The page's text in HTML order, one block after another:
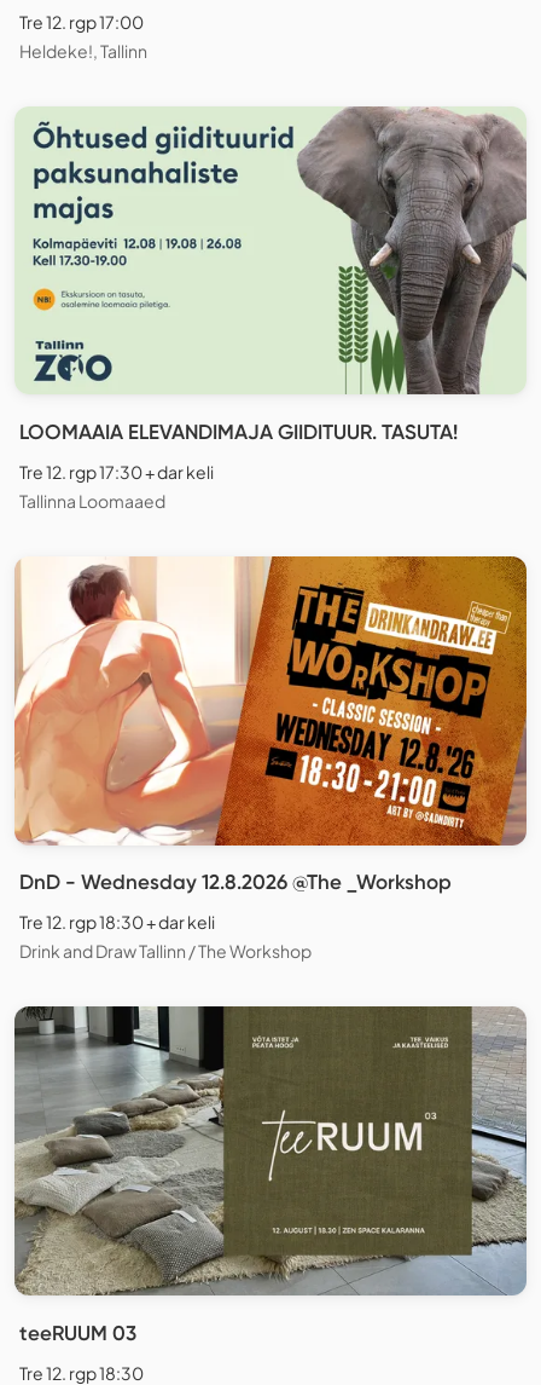
Tre 12. rgp 17:00
Heldeke!, Tallinn
LOOMAAIA ELEVANDIMAJA GIIDITUUR. TASUTA!
Tre 12. rgp 17:30 + dar keli
Tallinna Loomaaed
DnD - Wednesday 12.8.2026 @The _Workshop
Tre 12. rgp 18:30 + dar keli
Drink and Draw Tallinn / The Workshop
teeRUUM 03
Tre 12. rgp 18:30